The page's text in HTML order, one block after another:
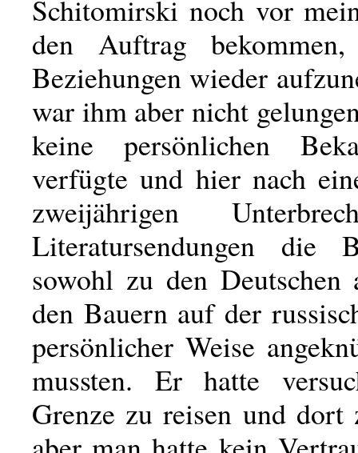
Schitomirski noch vor
den Auftrag
Beziehungen wieder
war ihm aber nicht
keine persönlichen
verfügte und hier nach
zweijährigen
Literatursendungen die
sowohl zu den Deutschen
den Bauern auf der
persönlicher Weise
mussten. Er hatte
Grenze zu reisen und dort